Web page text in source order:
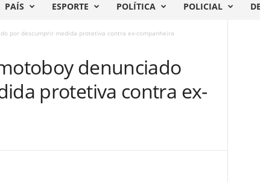
PAÍS ESPORTE POLÍTICA POLICIAL
por descumprir medida protetiva contra ex-companheira
denunciado
protetiva contra ex-